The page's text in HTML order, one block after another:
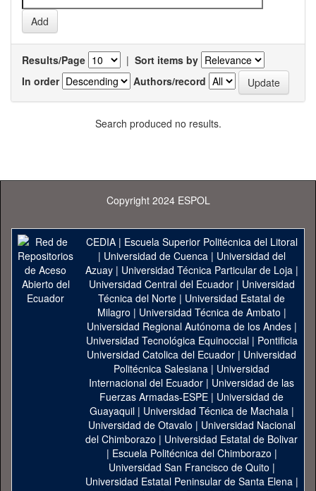
Results/Page | Sort items by
In order
Authors/record
Search produced no results.
Copyright 2024 ESPOL
CEDIA| Escuela Superior Politécnica del Litoral
| Universidad de Cuenca| Universidad del
Azuay| Universidad Técnica Particular de Loja|
Universidad Central del Ecuador| Universidad
Técnica del Norte | Universidad Estatal de
Milagro | Universidad Técnica de Ambato |
Universidad Regional Autónoma de los Andes|
Universidad Tecnológica Equinoccial| Pontificia
Universidad Catolica del Ecuador | Universidad
Politécnica Salesiana | Universidad
Internacional del Ecuador | Universidad de las
Fuerzas Armadas-ESPE | Universidad de
Guayaquil| Universidad Técnica de Machala|
Universidad de Otavalo | Universidad Nacional
del Chimborazo | Universidad Estatal de Bolivar
| Escuela Politécnica del Chimborazo |
Universidad San Francisco de Quito |
Universidad Estatal Peninsular de Santa Elena|